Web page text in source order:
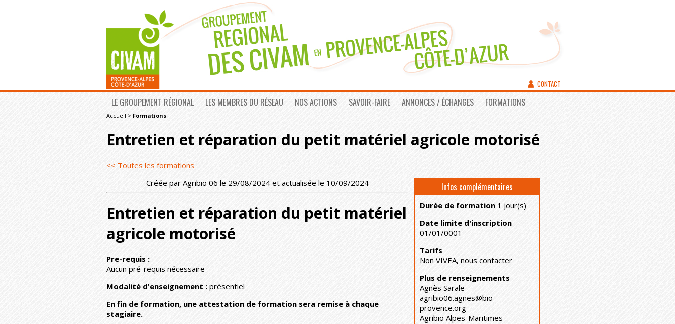
CONTACT
LE GROUPEMENT RÉGIONAL LES MEMBRES DU RÉSEAU NOS ACTIONS SAVOIR-FAIRE ANNONCES / ÉCHANGES FORMATIONS
Accueil > Formations
Entretien et réparation du petit matériel agricole motorisé
<< Toutes les formations
Créée par Agribio 06 le 29/08/2024 et actualisée le 10/09/2024
Entretien et réparation du petit matériel
agricole motorisé
Pre-requis :
Aucun pré-requis nécessaire
Modalité d'enseignement : présentiel
En fin de formation, une attestation de formation sera remise à chaque
stagiaire.
Infos complémentaires
Durée de formation 1 jour(s)
Date limite d'inscription
01/01/0001
Tarifs
Non VIVEA, nous contacter
Plus de renseignements
Agnès Sarale
agribio06.agnes@bio-
provence.org
Agribio Alpes-Maritimes